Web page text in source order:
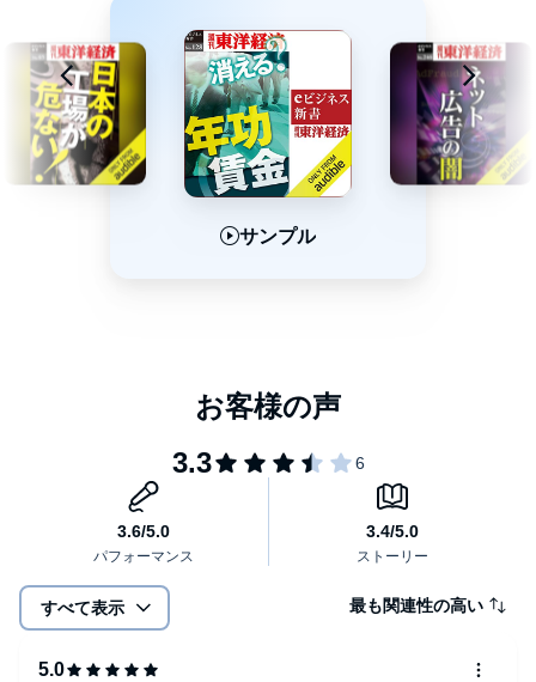
サンプル
すべて表示 最も関連性の高い